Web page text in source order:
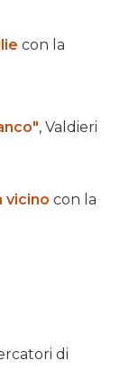
con la
, Valdieri
vicino con la
di